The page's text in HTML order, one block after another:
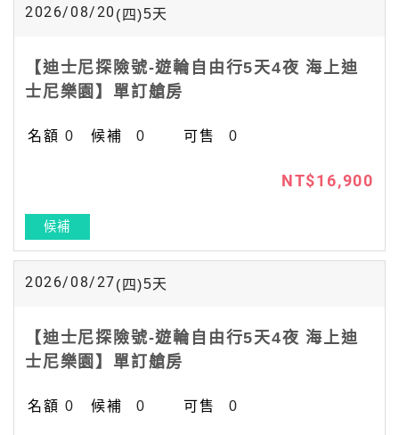
2026/08/20 (四)5天
【迪士尼探險號-遊輪自由行5天4夜 海上迪
士尼樂園】單訂艙房
0 0 0
NT$16,900
候補
2026/08/27(四)5天
【迪士尼探險號-遊輪自由行5天4夜 海上迪
士尼樂園】單訂艙房
0 0 0